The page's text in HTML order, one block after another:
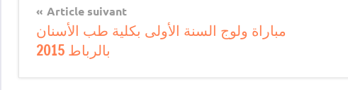
Article suivant
مباراة ولوج السنة الأولى بكلية طب الأسنان
بالرباط 2015